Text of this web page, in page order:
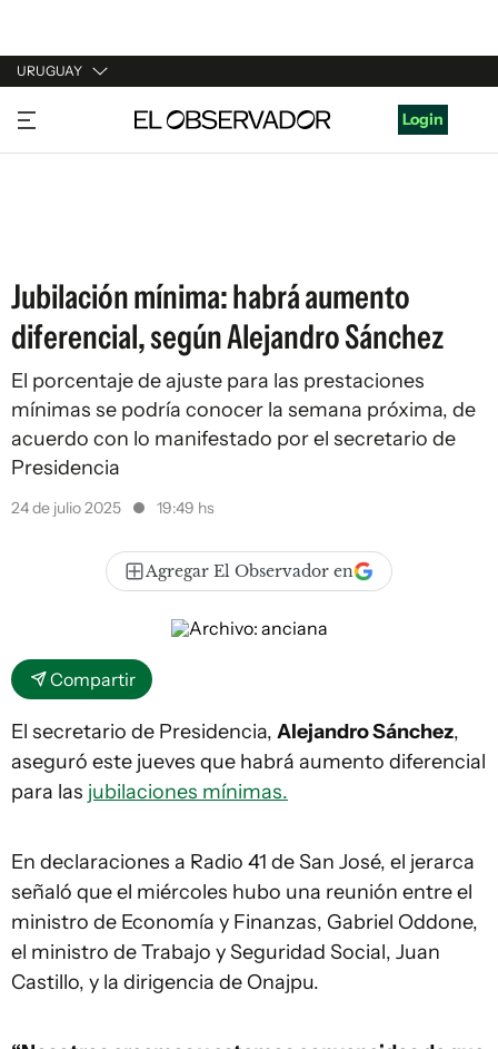
URUGUAY
URUGUAY
ARGENTINA
Login
Jubilación mínima: habrá aumento
diferencial, según Alejandro Sánchez
El porcentaje de ajuste para las prestaciones
mínimas se podría conocer la semana próxima, de
acuerdo con lo manifestado por el secretario de
Presidencia
24 de julio 2025 19:49 hs
Agregar El Observador en
Compartir
El secretario de Presidencia, Alejandro Sánchez,
aseguró este jueves que habrá aumento diferencial
para las jubilaciones mínimas.
En declaraciones a Radio 41 de San José, el jerarca
señaló que el miércoles hubo una reunión entre el
ministro de Economía y Finanzas, Gabriel Oddone,
el ministro de Trabajo y Seguridad Social, Juan
Castillo, y la dirigencia de Onajpu.